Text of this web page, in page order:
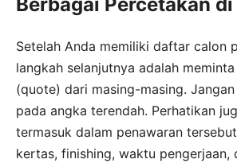
Setelah Anda memiliki daftar calon
langkah selanjutnya adalah
(quote) dari masing-masing.
pada angka terendah. Perhatikan
termasuk dalam penawaran
kertas, finishing, waktu pengerjaan,